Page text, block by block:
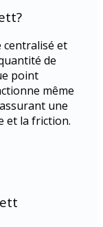
centralisé et
de
point
même
une
et la friction.